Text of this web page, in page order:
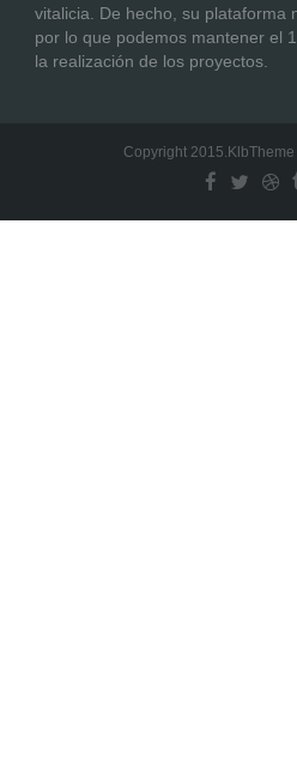
vitalicia. De hecho, su plataforma
por lo que podemos mantener el
la realización de los proyectos.
Copyright